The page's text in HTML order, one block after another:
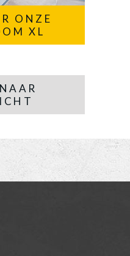
ONZE
XL